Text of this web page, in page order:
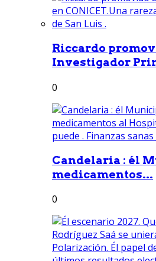
Riccardo
Investigador
0
Candelaria : él
medicamentos...
0